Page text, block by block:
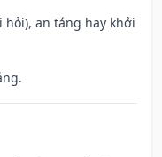
hỏi), an táng hay khởi